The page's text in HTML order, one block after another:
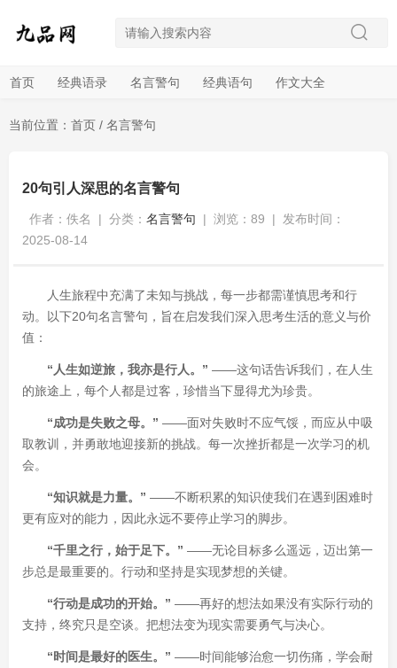
首页 经典语录 名言警句 经典语句 作文大全
当前位置： 首页 / 名言警句
20句引人深思的名言警句
作者：佚名 | 分类： 名言警句 | 浏览：89 |
发布时间：
2025-08-14
人生旅程中充满了未知与挑战，每一步都需谨慎思考和行
动。以下20句名言警句，旨在启发我们深入思考生活的意义与价
值：
“人生如逆旅，我亦是行人。” ——这句话告诉我们，在人生
的旅途上，每个人都是过客，珍惜当下显得尤为珍贵。
“成功是失败之母。” ——面对失败时不应气馁，而应从中吸
取教训，并勇敢地迎接新的挑战。每一次挫折都是一次学习的机
会。
“知识就是力量。” ——不断积累的知识使我们在遇到困难时
更有应对的能力，因此永远不要停止学习的脚步。
“千里之行，始于足下。” ——无论目标多么遥远，迈出第一
步总是最重要的。行动和坚持是实现梦想的关键。
“行动是成功的开始。” ——再好的想法如果没有实际行动的
支持，终究只是空谈。把想法变为现实需要勇气与决心。
“时间是最好的医生。” ——时间能够治愈一切伤痛，学会耐